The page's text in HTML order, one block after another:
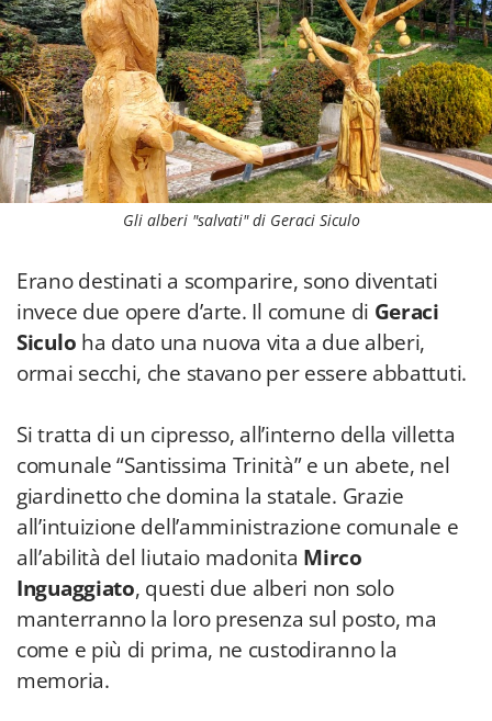
Gli alberi "salvati" di Geraci Siculo
Erano destinati a scomparire, sono diventati
invece due opere d’arte. Il comune di Geraci
Siculo ha dato una nuova vita a due alberi,
ormai secchi, che stavano per essere abbattuti.
Si tratta di un cipresso, all’interno della villetta
comunale “Santissima Trinità” e un abete, nel
giardinetto che domina la statale. Grazie
all’intuizione dell’amministrazione comunale e
all’abilità del liutaio madonita Mirco
Inguaggiato, questi due alberi non solo
manterranno la loro presenza sul posto, ma
come e più di prima, ne custodiranno la
memoria.